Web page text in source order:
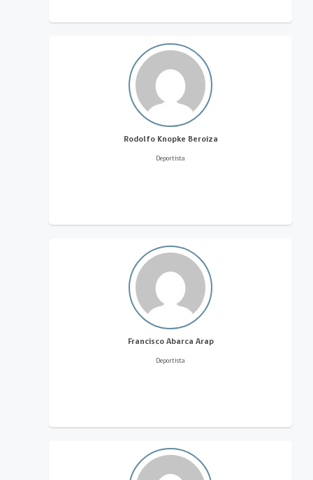
Rodolfo Knopke Beroiza
Deportista
Francisco Abarca Arap
Deportista